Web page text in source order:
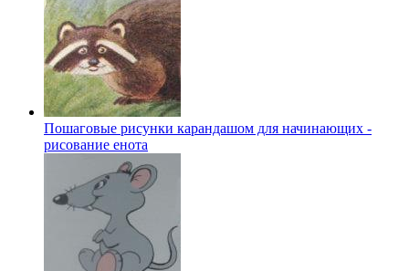
Пошаговые рисунки карандашом для начинающих -
рисование енота